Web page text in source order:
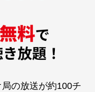
の放送が約100チ